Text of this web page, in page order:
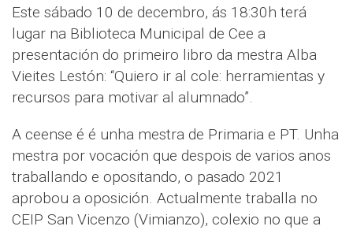
Este sábado 10 de decembro, ás 18:30h terá
lugar na Biblioteca Municipal de Cee a
presentación do primeiro libro da mestra Alba
Vieites Lestón: “Quiero ir al cole: herramientas y
recursos para motivar al alumnado”.
A ceense é é unha mestra de Primaria e PT. Unha
mestra por vocación que despois de varios anos
traballando e opositando, o pasado 2021
aprobou a oposición. Actualmente traballa no
CEIP San Vicenzo (Vimianzo), colexio no que a